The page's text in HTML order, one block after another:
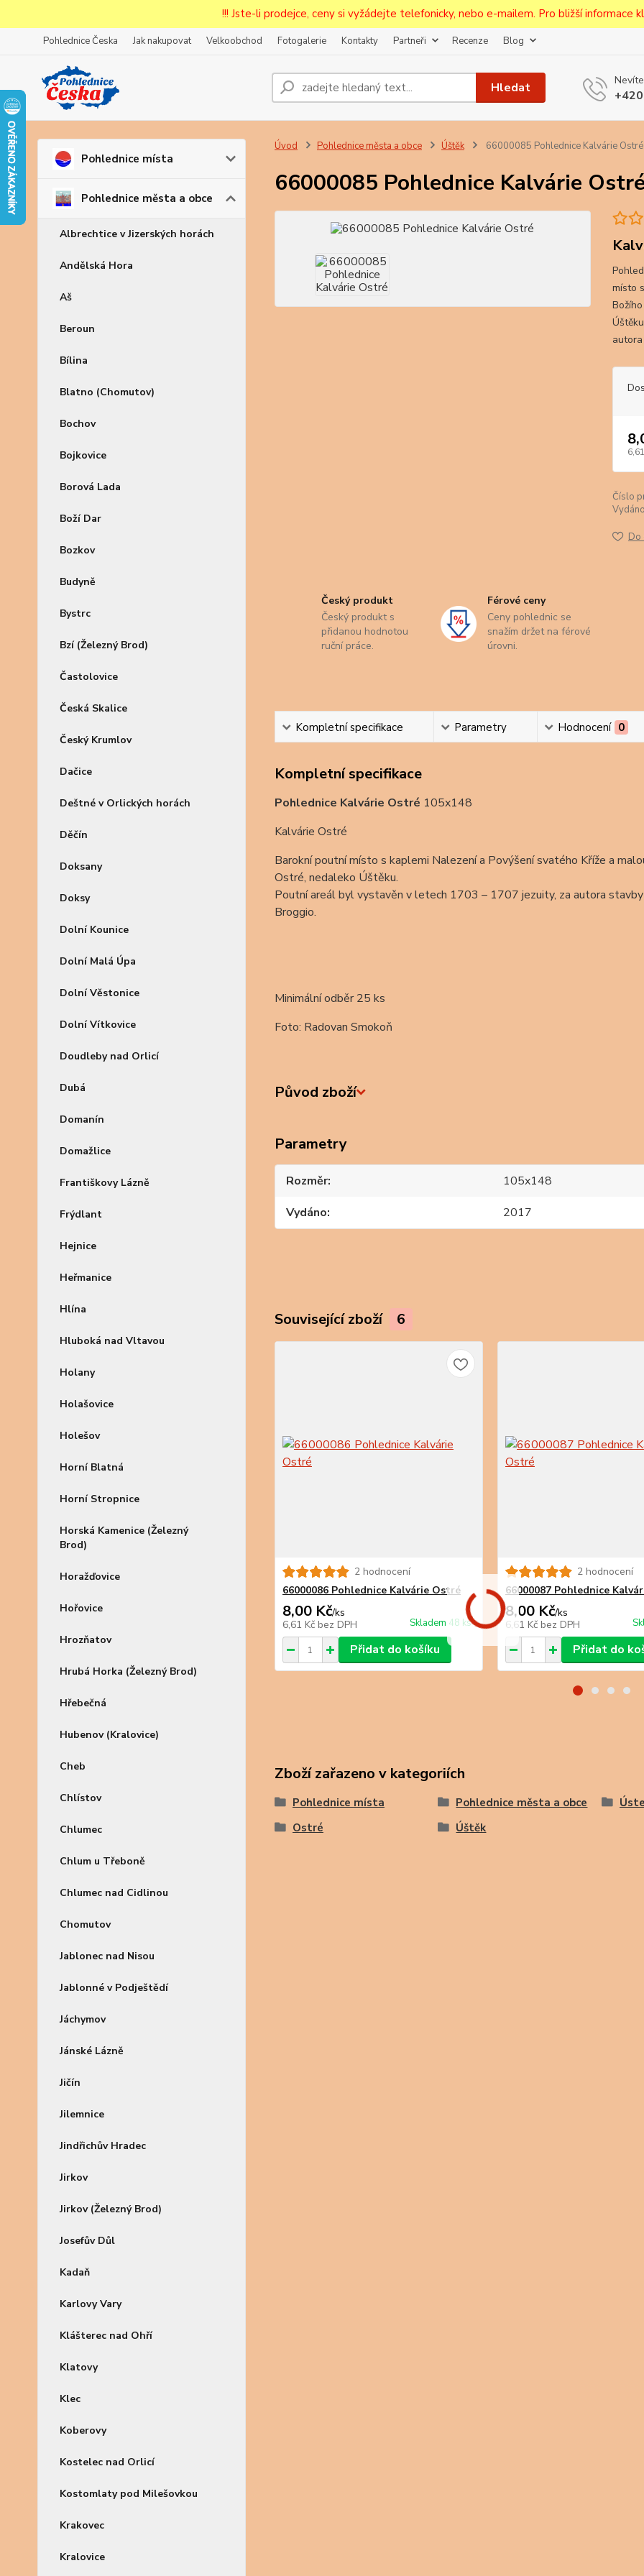
!!! Jste-li prodejce, ceny si vyžádejte telefonicky, nebo e-mailem. Pro bližší informace
Pohlednice Česka Jak nakupovat Velkoobchod Fotogalerie Kontakty Partneři Recenze Blog
Hledat
Pohlednice místa
Pohlednice města a obce
Albrechtice v Jizerských horách
Andělská Hora
Aš
Beroun
Bílina
Blatno (Chomutov)
Bochov
Bojkovice
Borová Lada
Boží Dar
Bozkov
Budyně
Bystrc
Bzí (Železný Brod)
Častolovice
Česká Skalice
Český Krumlov
Dačice
Deštné v Orlických horách
Děčín
Doksany
Doksy
Dolní Kounice
Dolní Malá Úpa
Dolní Věstonice
Dolní Vítkovice
Doudleby nad Orlicí
Dubá
Domanín
Domažlice
Františkovy Lázně
Frýdlant
Hejnice
Heřmanice
Hlína
Hluboká nad Vltavou
Holany
Holašovice
Holešov
Horní Blatná
Horní Stropnice
Horská Kamenice (Železný
Brod)
Horažďovice
Hořovice
Hrozňatov
Hrubá Horka (Železný Brod)
Hřebečná
Hubenov (Kralovice)
Cheb
Chlístov
Chlumec
Chlum u Třeboně
Chlumec nad Cidlinou
Chomutov
Jablonec nad Nisou
Jablonné v Podještědí
Jáchymov
Jánské Lázně
Jičín
Jilemnice
Jindřichův Hradec
Jirkov
Jirkov (Železný Brod)
Josefův Důl
Kadaň
Karlovy Vary
Klášterec nad Ohří
Klatovy
Klec
Koberovy
Kostelec nad Orlicí
Kostomlaty pod Milešovkou
Krakovec
Kralovice
Úvod Pohlednice města a obce Úštěk 66000085 Pohlednice Kalvárie Ostré
66000085 Pohlednice Kalvárie Ostré
místo
Číslo
Do
Český produkt
Český produkt s
přidanou hodnotou
ruční práce.
Férové ceny
Ceny pohlednic se
snažím držet na férové
úrovni.
Kompletní specifikace Parametry Hodnocení 0
Kompletní specifikace
Pohlednice Kalvárie Ostré 105x148
Kalvárie Ostré
Barokní poutní místo s kaplemi Nalezení a Povýšení svatého Kříže a
Ostré, nedaleko Úštěku.
Poutní areál byl vystavěn v letech 1703 – 1707 jezuity, za autora
Broggio.
Minimální odběr 25 ks
Foto: Radovan Smokoň
Původ zboží
Parametry
Rozměr
105x148
Vydáno
2017
Související zboží 6
2 hodnocení
66000086 Pohlednice Kalvárie Ostré
8,00 Kč/ks
6,61 Kč bez DPH Skladem 48 ks
Přidat do košíku
2 hodnocení
66000087 Pohlednice
8,00 Kč/ks
6,61 Kč bez DPH
Přidat do
Zboží zařazeno v kategoriích
Pohlednice místa Pohlednice města a obce
Ostré
Úštěk
Prodejcům bude po zaregistrování nastavena sleva, případně upravena
první objednávce.
Souhlasím sezpracováním osobních údajůpro účely registrace.